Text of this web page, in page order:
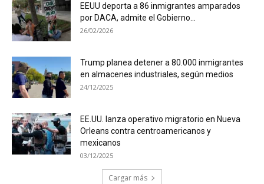
EEUU deporta a 86 inmigrantes amparados
por DACA, admite el Gobierno...
26/02/2026
Trump planea detener a 80.000 inmigrantes
en almacenes industriales, según medios
24/12/2025
EE.UU. lanza operativo migratorio en Nueva
Orleans contra centroamericanos y
mexicanos
03/12/2025
Cargar más